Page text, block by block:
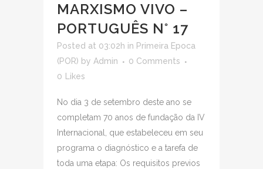
MARXISMO VIVO –
PORTUGUÊS N° 17
Posted at 03:02h in Primeira Epoca
(POR) by Admin
0 Comments
0
Likes
No dia 3 de setembro deste ano se
completam 70 anos de fundação da IV
Internacional, que estabeleceu em seu
programa o diagnóstico e a tarefa de
toda uma etapa: Os requisitos previos